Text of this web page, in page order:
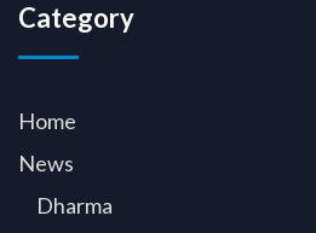
Category
Home
News
Dharma